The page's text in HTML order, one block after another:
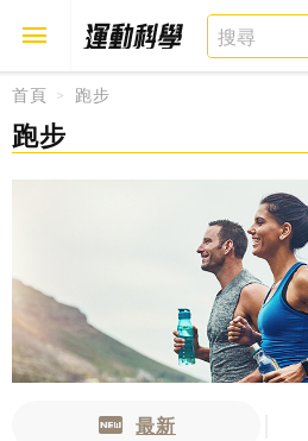
首頁 跑步
跑步
最新